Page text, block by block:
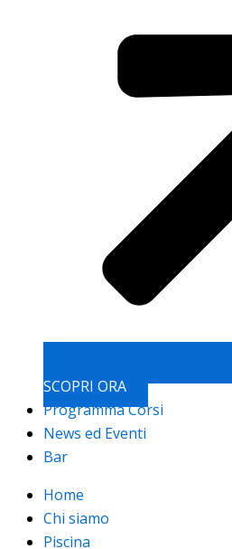
SCOPRI ORA
Programma Corsi
News ed Eventi
Bar
Home
Chi siamo
Piscina